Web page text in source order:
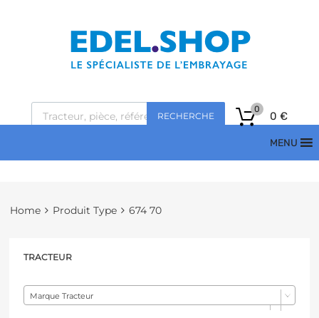
RECHERCHE 0 €
0
MENU
Home Produit Type 674 70
TRACTEUR
Marque Tracteur